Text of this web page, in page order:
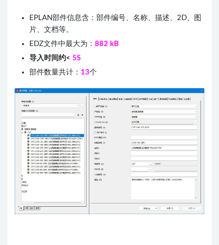
EPLAN部件信息含：部件编号、名称、描述、2D、图
片、文档等。
EDZ文件中最大为： 882 k B
导入时间约< 5S
部件数量共计： 13个